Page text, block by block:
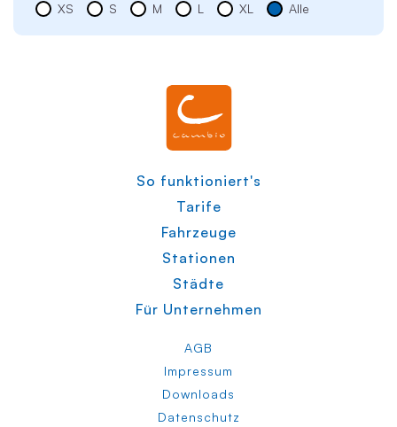
XS S M L XL Alle
So funktioniert's
Tarife
Fahrzeuge
Stationen
Städte
Für Unternehmen
AGB
Impressum
Downloads
Datenschutz